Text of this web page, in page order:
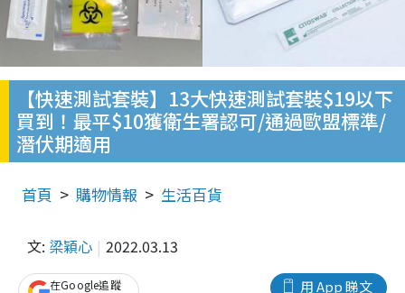
【快速測試套裝】13大快速測試套裝$19以下
買到！最平$10獲衛生署認可/通過歐盟標準/
潛伏期適用
首頁 購物情報 生活百貨
文: 梁穎心 2022.03.13
用 App 睇文
在Google追蹤